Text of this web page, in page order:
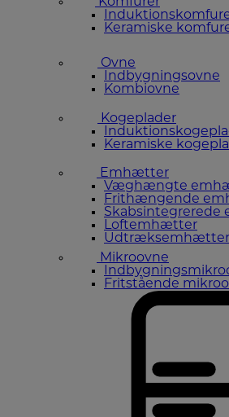
Keramiske
Ovne
Indbygningsovne
Kombiovne
Kogeplader
Keramiske
Emhætter
Væghængte
Frithængende
Loftemhætter
Udtræksemhætter
Mikroovne
Fritstående